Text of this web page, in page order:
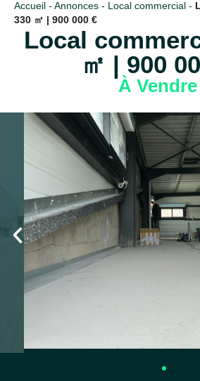
Accueil - Annonces - Local commercial -
330 ㎡ | 900 000 €
Local
㎡ | 900
À Vendre